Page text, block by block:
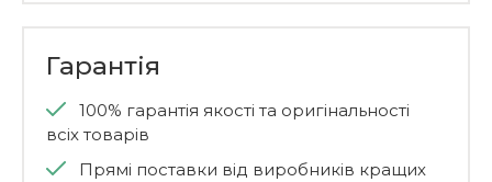
Гарантія
100% гарантія якості та оригінальності
всіх товарів
Прямі поставки від виробників кращих